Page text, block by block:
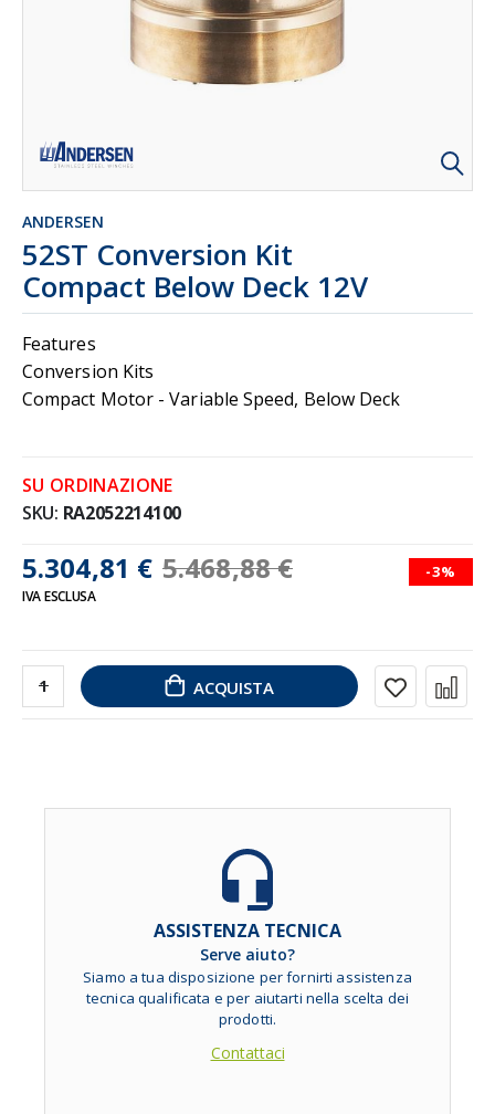
ANDERSEN
52ST Conversion Kit
Compact Below Deck 12V
Features
Conversion Kits
Compact Motor - Variable Speed, Below Deck
5.304,81 € 5.468,88 € -3%
IVA ESCLUSA
SU ORDINAZIONE
SKU RA2052214100
ACQUISTA
ASSISTENZA TECNICA
Serve aiuto?
Siamo a tua disposizione per fornirti assistenza
tecnica qualificata e per aiutarti nella scelta dei
prodotti.
Contattaci